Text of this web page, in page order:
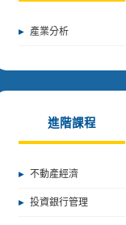
產業分析
進階課程
不動產經濟
投資銀行管理